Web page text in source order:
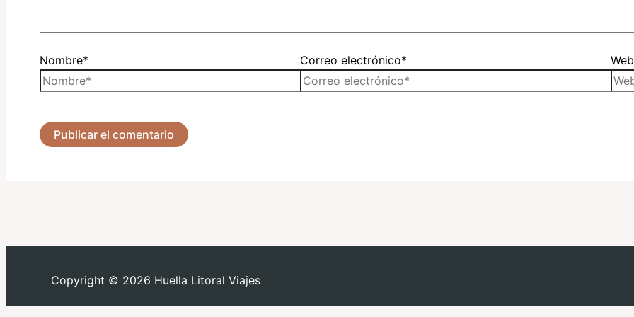
Nombre* Correo electrónico* Web
Copyright © 2026 Huella Litoral Viajes